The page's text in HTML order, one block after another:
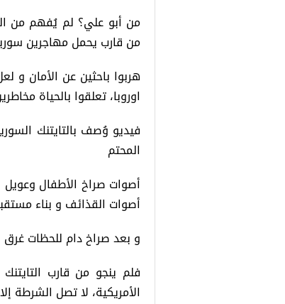
من أبو علي؟ لم يُفهم من
من قارب يحمل مهاجرين
هربوا باحثين عن الأمان و
اوروبا، تعلقوا بالحياة
فيديو وُصف بالتايتنك
المحتم
أصوات صراخ الأطفال وعويل
أصوات القذائف و بناء
و بعد صراخ دام للحظات غرق
فلم ينجو من قارب
الأمريكية، لا تصل الشرطة